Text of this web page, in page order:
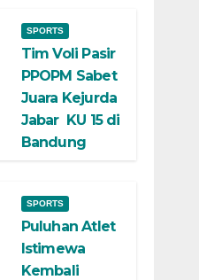
SPORTS
Tim Voli Pasir
PPOPM Sabet
Juara Kejurda
Jabar KU 15 di
Bandung
SPORTS
Puluhan Atlet
Istimewa
Kembali